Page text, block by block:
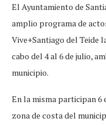
El Ayuntamiento de
amplio programa de
Vive+Santiago del Teide
cabo del 4 al 6 de julio,
municipio.
En la misma participan 6
zona de costa del